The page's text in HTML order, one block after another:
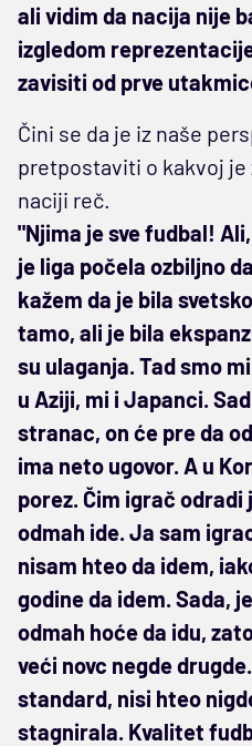
ali vidim da nacija nije
izgledom
zavisiti od prve
Čini se da je iz naše
pretpostaviti o kakvoj
naciji reč.
"Njima je sve fudbal!
je liga počela ozbiljno
kažem da je bila
tamo, ali je bila
su ulaganja. Tad smo
u Aziji, mi i Japanci.
stranac, on će pre da
ima neto ugovor. A u
porez. Čim igrač odradi
odmah ide. Ja sam
nisam hteo da idem,
godine da idem. Sada,
odmah hoće da idu,
veći novc negde
standard, nisi hteo
stagnirala. Kvalitet